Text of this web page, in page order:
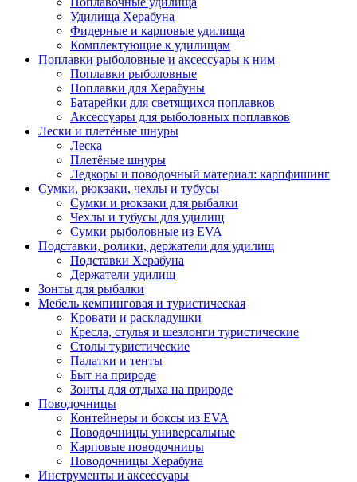
Удилища Херабуна
Фидерные и карповые удилища
Комплектующие к удилищам
Поплавки рыболовные и аксессуары к ним
Поплавки рыболовные
Поплавки для Херабуны
Батарейки для светящихся поплавков
Аксессуары для рыболовных поплавков
Лески и плетёные шнуры
Леска
Плетёные шнуры
Ледкоры и поводочный материал: карпфишинг
Сумки, рюкзаки, чехлы и тубусы
Сумки и рюкзаки для рыбалки
Чехлы и тубусы для удилищ
Сумки рыболовные из EVA
Подставки, ролики, держатели для удилищ
Подставки Херабуна
Держатели удилищ
Зонты для рыбалки
Мебель кемпинговая и туристическая
Кровати и раскладушки
Кресла, стулья и шезлонги туристические
Столы туристические
Палатки и тенты
Быт на природе
Зонты для отдыха на природе
Поводочницы
Контейнеры и боксы из EVA
Поводочницы универсальные
Карповые поводочницы
Поводочницы Херабуна
Инструменты и аксессуары